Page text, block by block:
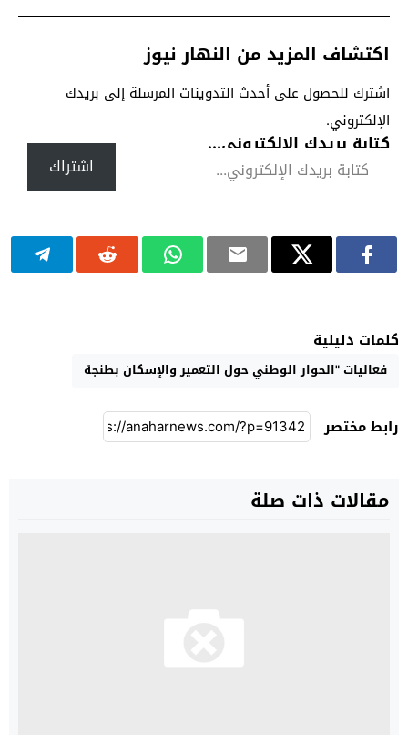
اكتشاف المزيد من النهار نيوز
اشترك للحصول على أحدث التدوينات المرسلة إلى بريدك
الإلكتروني.
كتابة بريدك الإلكتروني...
اشتراك
كلمات دليلية
فعاليات "الحوار الوطني حول التعمير والإسكان بطنجة
رابط مختصر
مقالات ذات صلة